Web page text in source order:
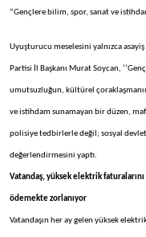
“Gençlere bilim, spor, sanat ve
Uyuşturucu meselesini yalnızca
Partisi İl Başkanı Murat Soycan,
umutsuzluğun, kültürel
ve istihdam sunamayan bir düzen,
polisiye tedbirlerle değil; sosyal
değerlendirmesini yaptı.
Vatandaş, yüksek elektrik faturalarını
ödemekte zorlanıyor
Vatandaşın her ay gelen yüksek